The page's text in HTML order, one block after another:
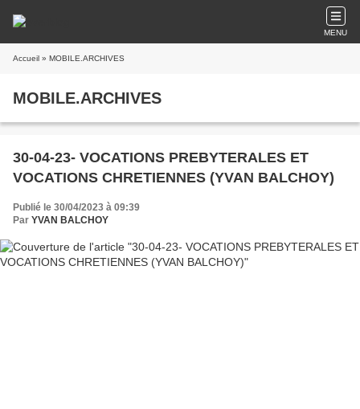
MENU
Accueil » MOBILE.ARCHIVES
MOBILE.ARCHIVES
30-04-23- VOCATIONS PREBYTERALES ET
VOCATIONS CHRETIENNES (YVAN BALCHOY)
Publié le 30/04/2023 à 09:39
Par YVAN BALCHOY